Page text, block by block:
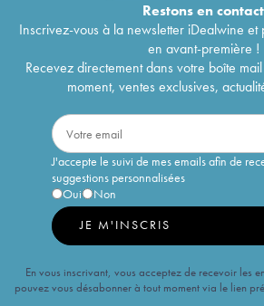
Restons encontact
Inscrivez-vous à la newsletter iDealwine et
en avant-première !
Recevez directement dans votre boîte
moment, ventes exclusives,
J'accepte le suivi de mes emails afin de
suggestions personnalisées
Oui
Non
JE M'INSCRIS
En vous inscrivant, vous acceptez de recevoir les
pouvez vous désabonner à tout moment via le lien